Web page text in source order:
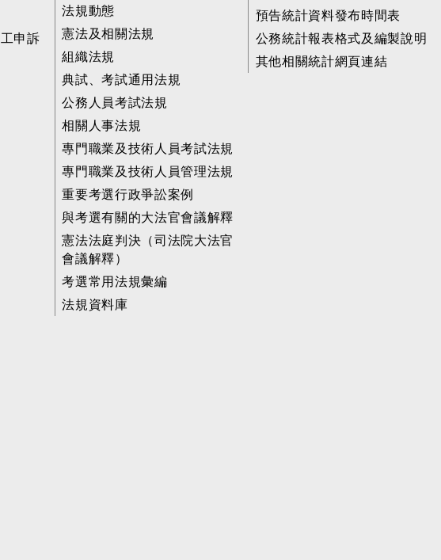
申訴
法規動態
憲法及相關法規
組織法規
典試、考試通用法規
公務人員考試法規
相關人事法規
專門職業及技術人員考試法規
專門職業及技術人員管理法規
重要考選行政爭訟案例
與考選有關的大法官會議解釋
憲法法庭判決（司法院大法官
會議解釋）
考選常用法規彙編
法規資料庫
預告統計資料發布時間表
公務統計報表格式及編製說明
其他相關統計網頁連結